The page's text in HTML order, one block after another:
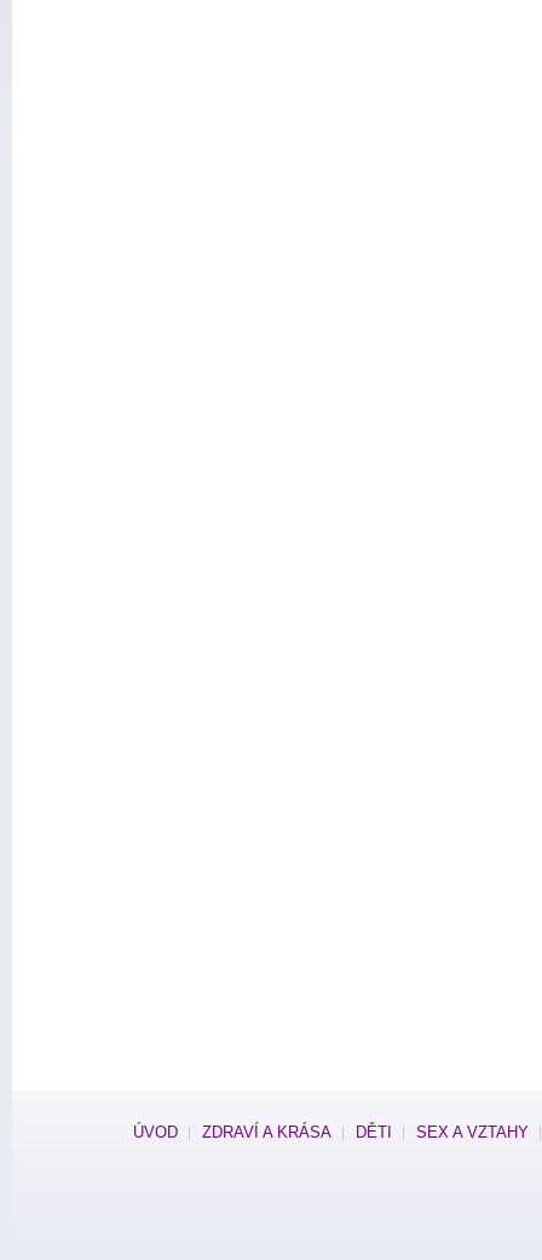
ÚVOD ZDRAVÍ A KRÁSA DĚTI SEX A VZTAHY